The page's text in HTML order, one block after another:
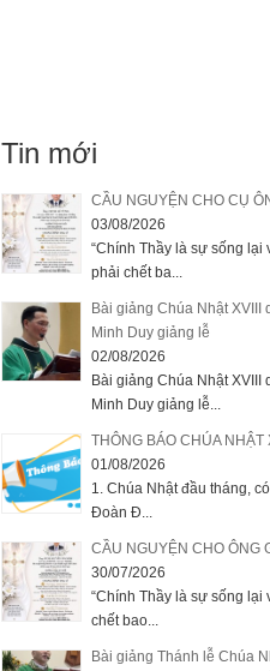
Tin mới
CẦU NGUYỆN CHO CỤ
03/08/2026
“Chính Thầy là sự sống lại
phải chết ba...
Bài giảng Chúa Nhật XVIII
Minh Duy giảng lễ
02/08/2026
Bài giảng Chúa Nhật XVIII
Minh Duy giảng lễ...
THÔNG BÁO CHÚA
01/08/2026
1. Chúa Nhật đầu tháng,
Đoàn Đ...
CẦU NGUYỆN CHO ÔNG
30/07/2026
“Chính Thầy là sự sống lại
chết bao...
Bài giảng Thánh lễ Chúa